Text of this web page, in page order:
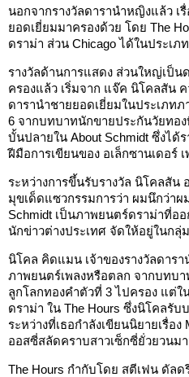
นอกจากรางวัลดารานำหญิงแล้ว เ
ยอดเยี่ยมมาครองด้วย โดย The
ดราม่า ส่วน Chicago ได้ในประเ
รางวัลด้านการแสดง ส่วนใหญ่เป็น
ครองแล้ว เริ่มจาก แจ๊ค นิโคลสัน
ดารานำชายยอดเยี่ยมในประเภท
6 จากบทบาทนักขายประกันวัยทอ
บั้นปลายใน About Schmidt ซึ่งได้
ฝีมือการเขียนของ อเล็กซานเดอร์
ระหว่างการขึ้นรับรางวัล นิโคลสั
มุขเด็ดแซวกรรมการว่า ผมนึกว่าผ
Schmidt เป็นภาพยนตร์ดราม่าที่อ
นักข่าวต่างประเทศ จัดให้อยู่ในกลุ่
นิโคล คิดแมน เจ้าของรางวัลดาร
ภาพยนตร์เพลงหรือตลก จากบทบา
ลูกโลกทองคำตัวที่ 3 ไปครอง แต่
ดราม่า ใน The Hours ซึ่งนิโคลรับ
ระหว่างที่เธอกำลังเขียนนิยายเรื่อง
ออสซี่สลัดคราบสาวเซ็กซี่ยั่วยวนม
The Hours กำกับโดย สตีเฟน ดัลด